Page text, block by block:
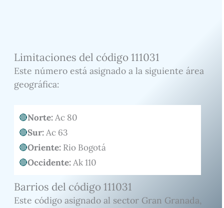
Limitaciones del código 111031
Este número está asignado a la siguiente área
geográfica:
Norte:Ac 80
Sur:Ac 63
Oriente: Rio Bogotá
Occidente:Ak 110
Barrios del código 111031
Este código asignado al sector Gran Granada,